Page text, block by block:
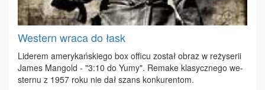
Western wraca do łask
Li­de­rem ame­ry­kań­skie­go box of­fi­cu zo­stał ob­raz w re­ży­se­rii
Ja­mes Man­gold - "3:10 do Yumy". Re­ma­ke kla­sycz­ne­go we­
ster­nu z 1957 ro­ku nie dał szans kon­ku­ren­tom.